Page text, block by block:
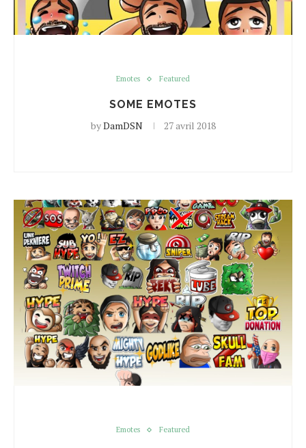
Emotes Featured
SOME EMOTES
byDamDSN 27 avril 2018
Emotes Featured